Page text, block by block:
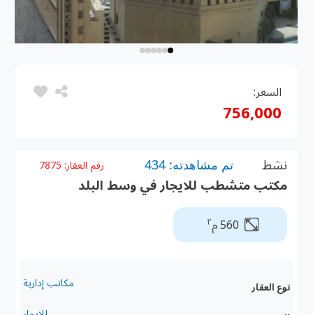
السعر:
756,000
نشط تم مشاهدته: 434 رقم العقار: 7875
مكتب متشطب للايجار في وسط البلد
560 م ٢
نوع العقار مكاتب إدارية